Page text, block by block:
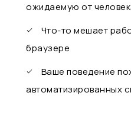
ожидаемую от
Что-то мешает
браузере
Ваше поведение
автоматизированных